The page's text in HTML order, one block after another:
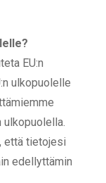
EU:n
ulkopuolelle
että tietojesi
edellyttämin